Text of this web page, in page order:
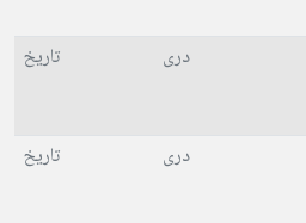
دری تاریخ
دری تاریخ